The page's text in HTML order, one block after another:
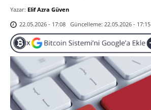
Yazar: Elif Azra Güven
22.05.2026 - 17:08 Güncelleme: 22.05.2026 - 17:15